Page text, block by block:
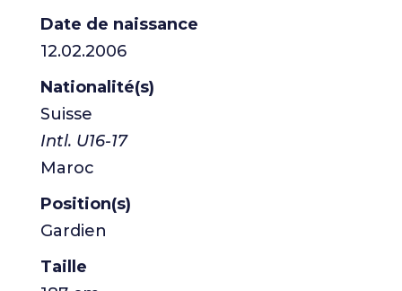
Date de naissance
12.02.2006
Nationalité(s)
Suisse
Intl. U16-17
Maroc
Position(s)
Gardien
Taille